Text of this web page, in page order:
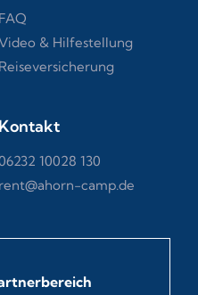
FAQ
& Hilfestellung
Reiseversicherung
Kontakt
10028 130
rent@ahorn-camp.de